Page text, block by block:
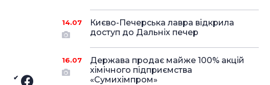
14.07
Києво-Печерська лавра відкрила
доступ до Дальніх печер
16.07
Держава продає майже 100% акцій
хімічного підприємства
«Сумихімпром»